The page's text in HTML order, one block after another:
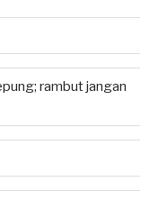
rambut jangan